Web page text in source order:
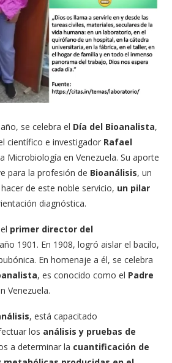
se celebra el Día del Bioanalista,
científico e investigador Rafael
Microbiología en Venezuela. Su aporte
para la profesión de Bioanálisis, un
de este noble servicio, un pilar
diagnóstica.
primer director del
1901. En 1908, logró aislar el bacilo,
En homenaje a él, se celebra
, es conocido como el Padre
Venezuela.
, está capacitado
los análisis y pruebas de
a determinar la cuantificación de